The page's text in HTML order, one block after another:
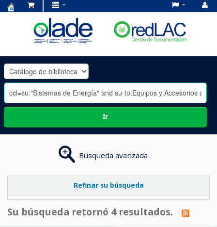
OLADE
-
Ir
Búsqueda avanzada
Refinar su búsqueda
Su búsqueda retornó 4 resultados.